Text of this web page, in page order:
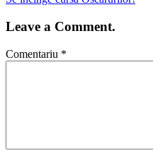
Leave a Comment.
Comentariu *